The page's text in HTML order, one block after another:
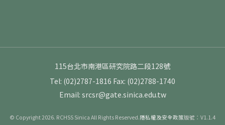
115台北市南港區研究院路二段128號
Tel: (02)2787-1816 Fax: (02)2788-1740
Email: srcsr@gate.sinica.edu.tw
© Copyright 2026. RCHSS Sinica All Rights Reserved.隱私權及安全政策版號：V1.1.4